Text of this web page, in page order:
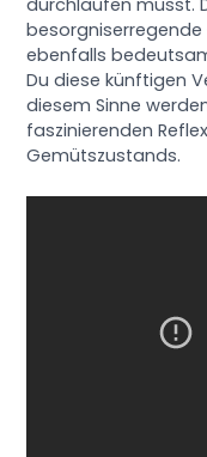
besorgniserregende
ebenfalls
Du diese künftigen
diesem Sinne
faszinierenden
Gemütszustands.